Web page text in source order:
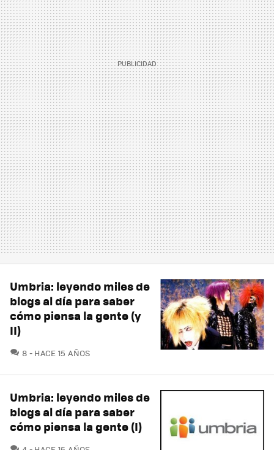
Umbria: leyendo miles de
blogs al día para saber
cómo piensa la gente (y
II)
8 COMENTARIOS
HACE 15 AÑOS
Umbria: leyendo miles de
blogs al día para saber
cómo piensa la gente (I)
COMENTARIOS